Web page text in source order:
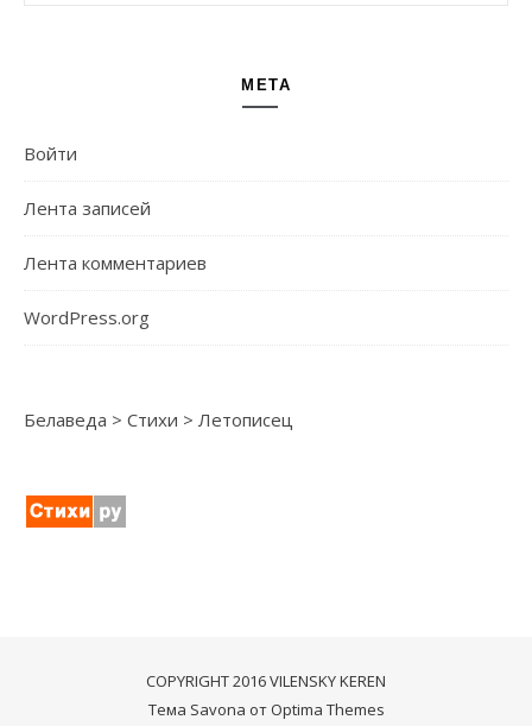
МЕТА
Войти
Лента записей
Лента комментариев
WordPress.org
Белаведа > Стихи > Летописец
COPYRIGHT 2016 VILENSKY KEREN
Тема Savona от Optima Themes